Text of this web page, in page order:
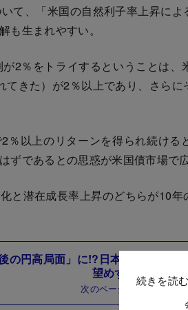
て、「米国の自然利子率上昇に
も生まれやすい。
2％をトライするということは、
てきた）が2％以上であり、さら
以上のリターンを得られ続ける
ずであるとの思惑が米国債市場で
と潜在成長率上昇のどちらが10
の円高局面」に!?日本の実質金利上
望めず
次のページ
続きを読